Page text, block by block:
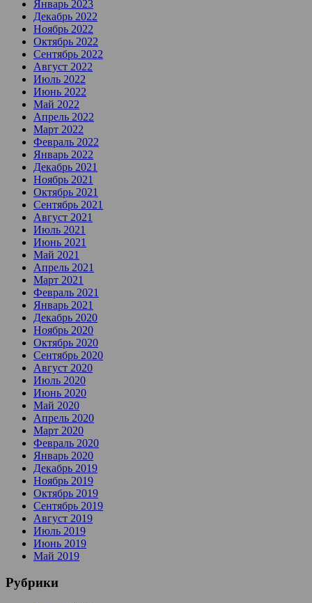
Январь 2023
Декабрь 2022
Ноябрь 2022
Октябрь 2022
Сентябрь 2022
Август 2022
Июль 2022
Июнь 2022
Май 2022
Апрель 2022
Март 2022
Февраль 2022
Январь 2022
Декабрь 2021
Ноябрь 2021
Октябрь 2021
Сентябрь 2021
Август 2021
Июль 2021
Июнь 2021
Май 2021
Апрель 2021
Март 2021
Февраль 2021
Январь 2021
Декабрь 2020
Ноябрь 2020
Октябрь 2020
Сентябрь 2020
Август 2020
Июль 2020
Июнь 2020
Май 2020
Апрель 2020
Март 2020
Февраль 2020
Январь 2020
Декабрь 2019
Ноябрь 2019
Октябрь 2019
Сентябрь 2019
Август 2019
Июль 2019
Июнь 2019
Май 2019
Рубрики